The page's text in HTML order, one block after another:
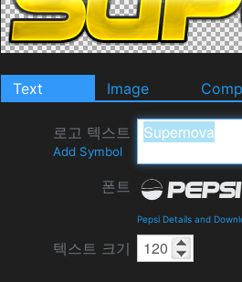
Text Image
로고 텍스트
Add Symbol
폰트
Pepsi Details and
텍스트 크기